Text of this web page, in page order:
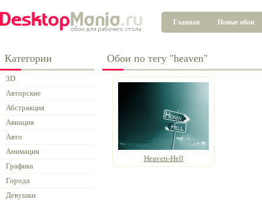
Главная Новые обои
Категории
3D
Авторские
Абстракция
Авиация
Авто
Анимация
Графика
Города
Девушки
Обои по тегу "heaven"
Heaven-Hell